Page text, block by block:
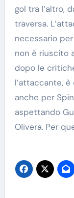
gol tra l’altro,
traversa.
necessario
non è riuscito
dopo le
l’attaccante,
anche per
aspettando
Olivera. Per